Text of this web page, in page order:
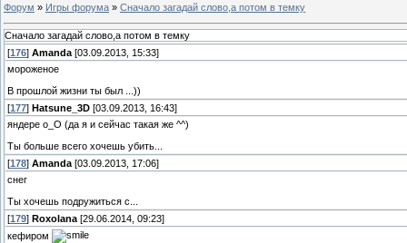
Форум » Игры форума » Сначало загадай слово,а потом в темку
Сначало загадай слово,а потом в темку
[176] Amanda [03.09.2013, 15:33]
мороженое
В прошлой жизни ты был ...))
[177] Hatsune_3D [03.09.2013, 16:43]
яндере о_О (да я и сейчас такая же ^^)
Ты больше всего хочешь убить...
[178] Amanda [03.09.2013, 17:06]
снег
Ты хочешь подружиться с...
[179] Roxolana [29.06.2014, 09:23]
кефиром